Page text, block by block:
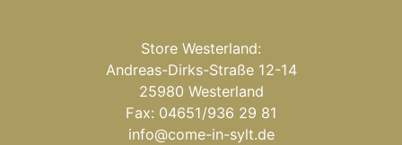
Store Westerland:
Andreas-Dirks-Straße 12-14
25980 Westerland
Fax: 04651/936 29 81
info@come-in-sylt.de